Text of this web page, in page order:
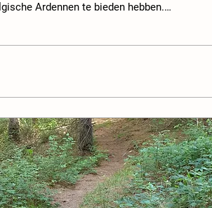
Ardennen te bieden hebben.
ervaring. Le Miroir, Dochamps Op slechts